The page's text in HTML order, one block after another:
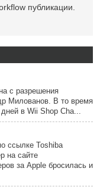
публикации.
с разрешения
Милованов. В то время
в Wii Shop Cha...
ссылке Toshiba
на сайте
за Apple бросилась и